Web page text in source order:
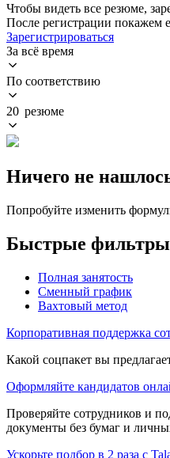
Чтобы видеть все резюме,
После регистрации покажем
Зарегистрироваться
За всё время
По соответствию
20 резюме
Ничего не
Попробуйте изменить
Быстрые фильтры
Полная занятость
Сменный график
Вахтовый метод
Корпоративная поддержка
Какой соцпакет вы
Оформляйте кандидатов
Проверяйте сотрудников и
документы без бумаг и
Ускорьте подбор в 2 раза с